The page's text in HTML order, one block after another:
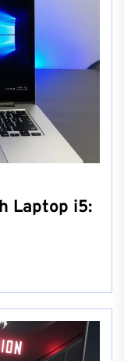
Laptop i5: